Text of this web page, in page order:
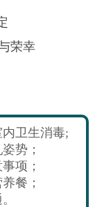
荣幸
卫生消毒;
势；
项；
餐；